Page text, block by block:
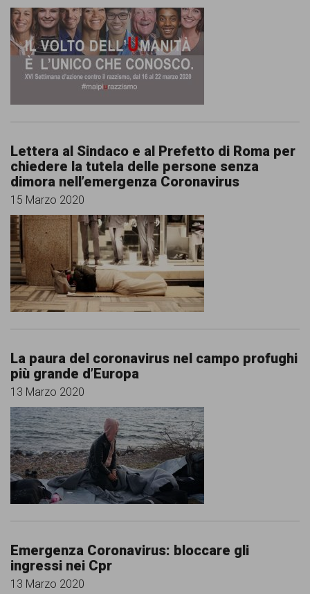
Lettera al Sindaco e al Prefetto di Roma per
chiedere la tutela delle persone senza
dimora nell’emergenza Coronavirus
15 Marzo 2020
La paura del coronavirus nel campo profughi
più grande d’Europa
13 Marzo 2020
Emergenza Coronavirus: bloccare gli
ingressi nei Cpr
13 Marzo 2020